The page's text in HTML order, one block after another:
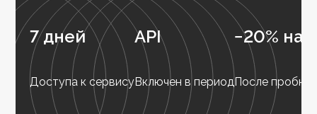
7 дней
Доступа к сервису
API
Включен в период
−20% на
После